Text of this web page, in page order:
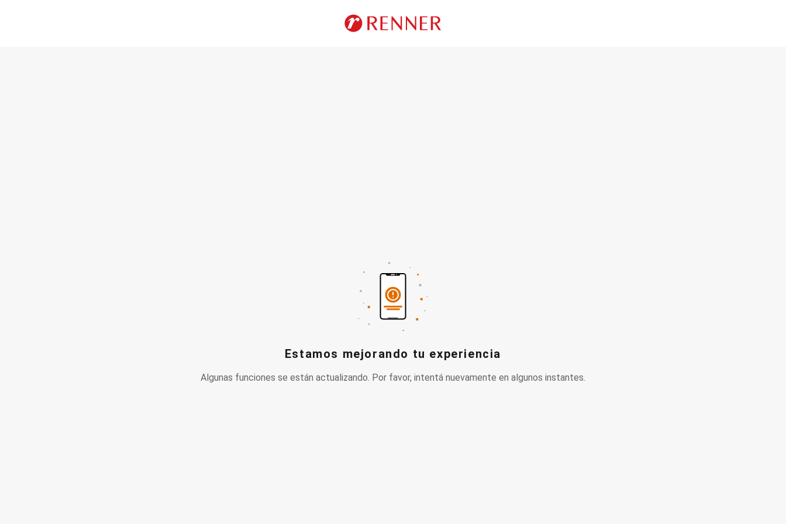
Estamos mejorando tu experiencia
Algunas funciones se están actualizando. Por favor, intentá nuevamente en algunos instantes.